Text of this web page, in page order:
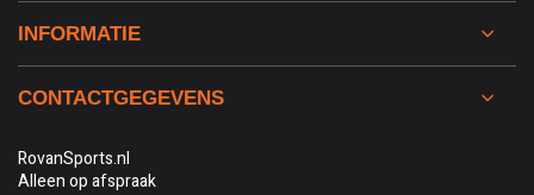
INFORMATIE
CONTACTGEGEVENS
RovanSports.nl
Alleen op afspraak